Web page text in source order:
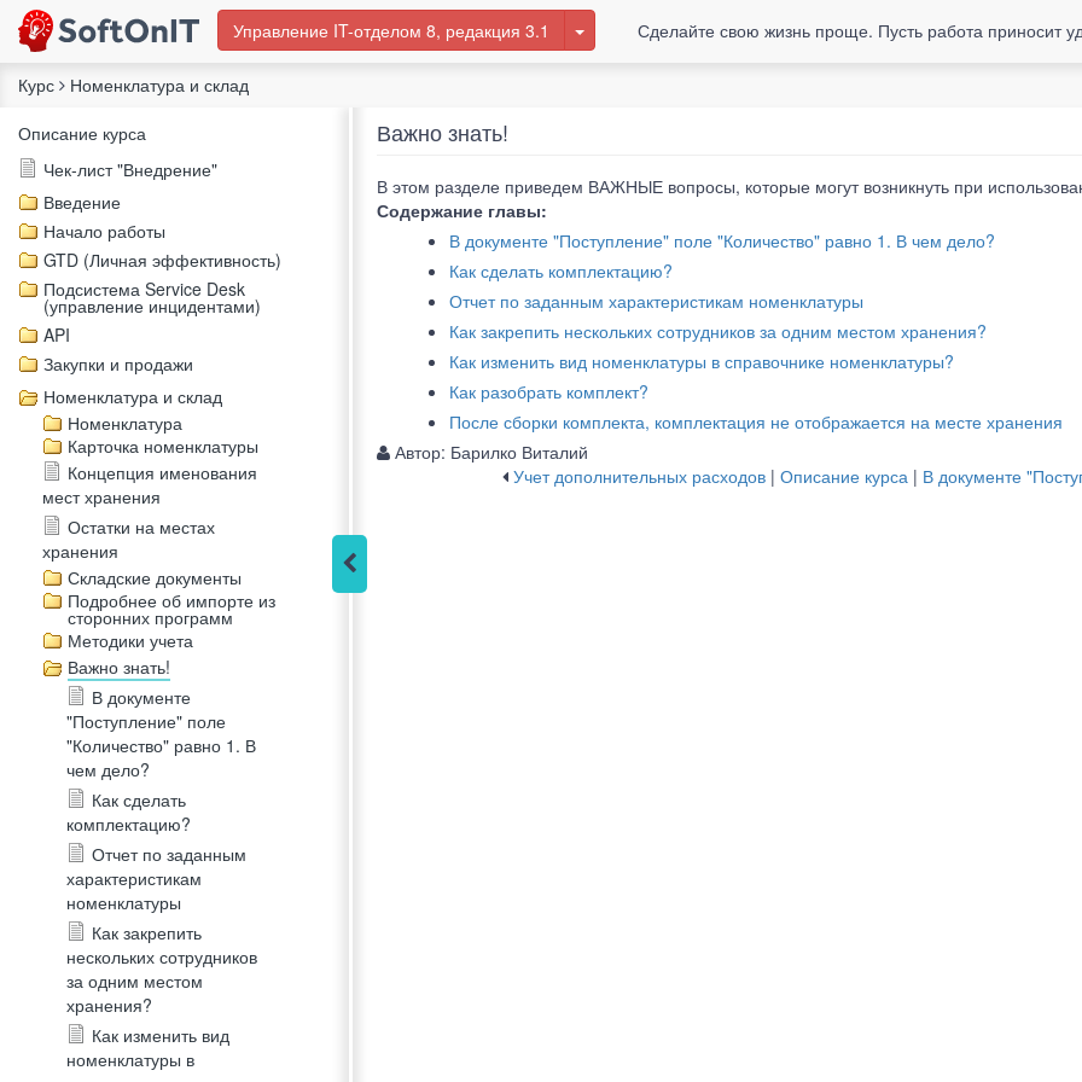
Управление IT-отделом 8, редакция 3.1 Сделайте свою жизнь проще. Пусть работа приносит
Курс
Номенклатура и склад
Описание курса
Чек-лист "Внедрение"
Введение
Начало работы
GTD (Личная эффективность)
Подсистема Service Desk
(управление инцидентами)
API
Закупки и продажи
Номенклатура и склад
Номенклатура
Карточка номенклатуры
Концепция именования
мест хранения
Остатки на местах
хранения
Складские документы
Подробнее об импорте из
сторонних программ
Методики учета
Важно знать!
В документе
"Поступление" поле
"Количество" равно 1. В
чем дело?
Как сделать
комплектацию?
Отчет по заданным
характеристикам
номенклатуры
Как закрепить
нескольких сотрудников
за одним местом
хранения?
Как изменить вид
номенклатуры в
Важно знать!
В этом разделе приведем ВАЖНЫЕ вопросы, которые могут возникнуть при
Содержание главы:
В документе "Поступление" поле "Количество" равно 1. В чем дело?
Как сделать комплектацию?
Отчет по заданным характеристикам номенклатуры
Как закрепить нескольких сотрудников за одним местом хранения?
Как изменить вид номенклатуры в справочнике номенклатуры?
Как разобрать комплект?
После сборки комплекта, комплектация не отображается на месте хранения
Автор: Барилко Виталий
Учет дополнительных расходов| Описание курса| В документе